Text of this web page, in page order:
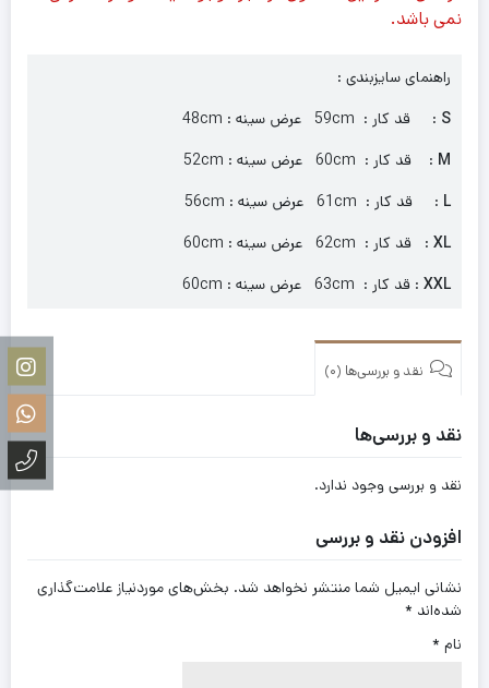
نمی باشد.
راهنمای سایزبندی :
S : قد کار : 59cm عرض سینه : 48cm
M : قد کار : 60cm عرض سینه : 52cm
L : قد کار : 61cm عرض سینه : 56cm
XL : قد کار : 62cm عرض سینه : 60cm
XXL : قد کار : 63cm عرض سینه : 60cm
نقد و بررسی‌ها (0)
نقد و بررسی‌ها
نقد و بررسی وجود ندارد.
افزودن نقد و بررسی
نشانی ایمیل شما منتشر نخواهد شد. بخش‌های موردنیاز علامت‌گذاری
شده‌اند *
نام *